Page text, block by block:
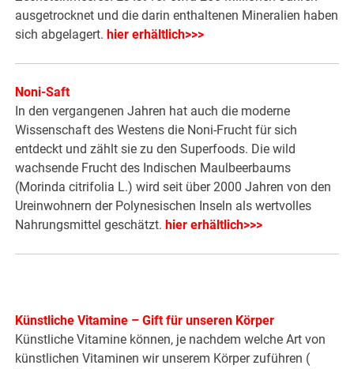
ausgetrocknet und die darin enthaltenen Mineralien haben
sich abgelagert. hier erhältlich>>>
Noni-Saft
In den vergangenen Jahren hat auch die moderne
Wissenschaft des Westens die Noni-Frucht für sich
entdeckt und zählt sie zu den Superfoods. Die wild
wachsende Frucht des Indischen Maulbeerbaums
(Morinda citrifolia L.) wird seit über 2000 Jahren von den
Ureinwohnern der Polynesischen Inseln als wertvolles
Nahrungsmittel geschätzt. hier erhältlich>>>
Künstliche Vitamine – Gift für unseren Körper
Künstliche Vitamine können, je nachdem welche Art von
künstlichen Vitaminen wir unserem Körper zuführen (